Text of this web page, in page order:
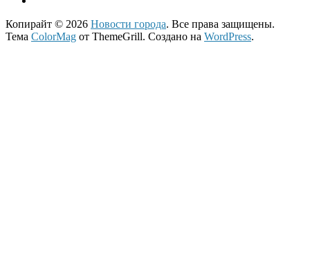
Копирайт © 2026 Новости города. Все права защищены.
Тема ColorMag от ThemeGrill. Создано на WordPress.